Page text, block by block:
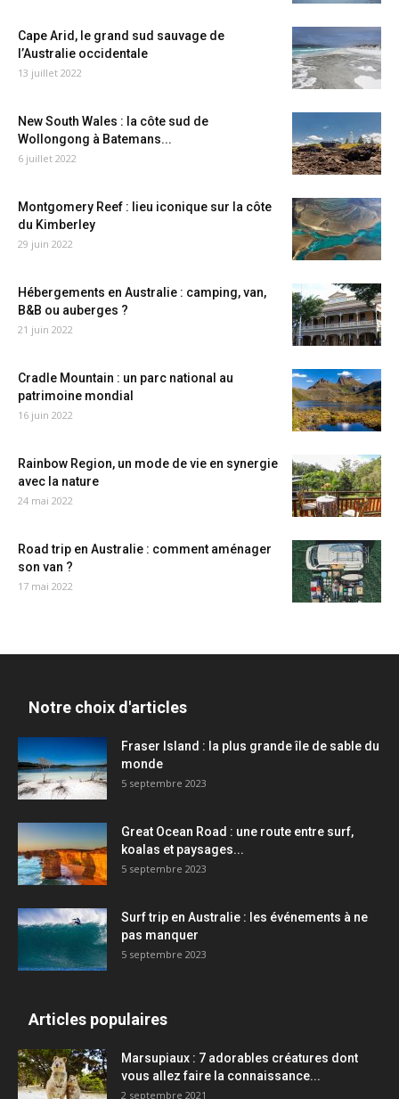
Cape Arid, le grand sud sauvage de
l’Australie occidentale
13 juillet 2022
New South Wales : la côte sud de
Wollongong à Batemans...
6 juillet 2022
Montgomery Reef : lieu iconique sur la côte
du Kimberley
29 juin 2022
Hébergements en Australie : camping, van,
B&B ou auberges ?
21 juin 2022
Cradle Mountain : un parc national au
patrimoine mondial
16 juin 2022
Rainbow Region, un mode de vie en synergie
avec la nature
24 mai 2022
Road trip en Australie : comment aménager
son van ?
17 mai 2022
Notre choix d'articles
Fraser Island : la plus grande île de sable du
monde
5 septembre 2023
Great Ocean Road : une route entre surf,
koalas et paysages...
5 septembre 2023
Surf trip en Australie : les événements à ne
pas manquer
5 septembre 2023
Articles populaires
Marsupiaux : 7 adorables créatures dont
vous allez faire la connaissance...
2 septembre 2021